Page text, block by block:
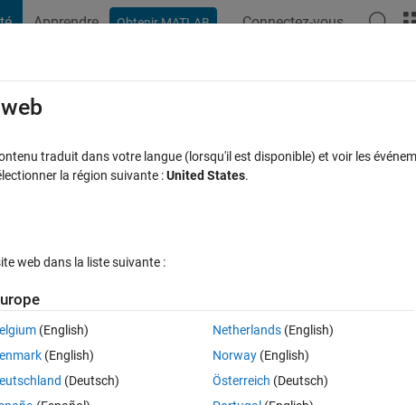
Apprendre Obtenir MATLAB Connectez-vous
without Negative(-) mark
Ouvrir dans MATLAB Online
- mark?
traduit dans votre langue (lorsqu'il est disponible) et voir les
la région suivante :United States.
web dans la liste suivante :
(English)
(English)
(Deutsch)
Netherlands(English)
Norway(English)
Österreich (Deutsch)